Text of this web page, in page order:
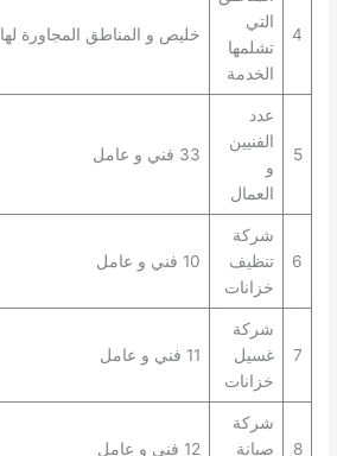
4
التي
تشلمها
الخدمة
خليص و المناطق المجاورة لها
5
عدد
الفنيين
و
العمال
33 فني و عامل
6
شركة
تنظيف
خزانات
10 فني و عامل
7
شركة
غسيل
خزانات
11 فني و عامل
8
شركة
صيانة
12 فني و عامل